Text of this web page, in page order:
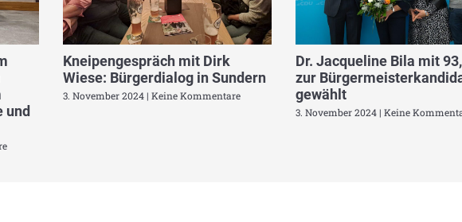
und
Kneipengespräch mit Dirk
Wiese: Bürgerdialog in Sundern
3. November 2024 Keine Kommentare
Dr. Jacqueline Bila mit
zur
gewählt
3. November 2024 Keine